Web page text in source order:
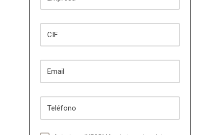
CIF
Email
Teléfono